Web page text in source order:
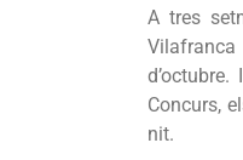
A tres
Concurs,
nit.